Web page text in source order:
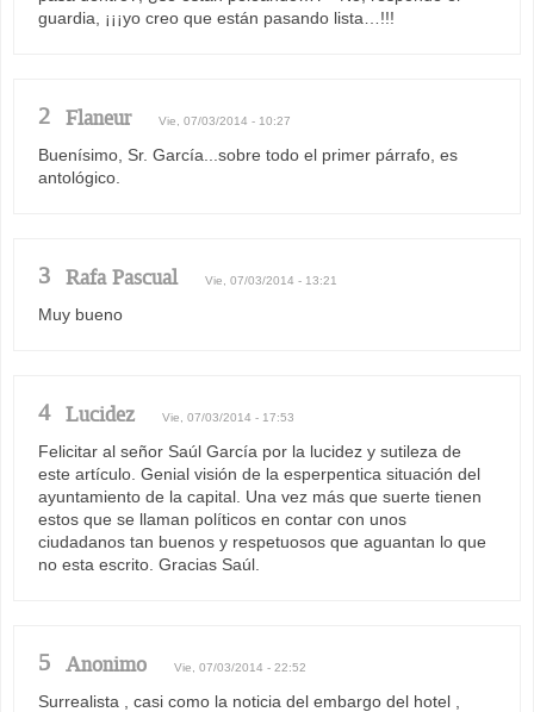
guardia, ¡¡¡yo creo que están pasando lista…!!!
2 Flaneur Vie, 07/03/2014 - 10:27
Buenísimo, Sr. García...sobre todo el primer párrafo, es
antológico.
3 Rafa Pascual Vie, 07/03/2014 - 13:21
Muy bueno
4 Lucidez Vie, 07/03/2014 - 17:53
Felicitar al señor Saúl García por la lucidez y sutileza de
este artículo. Genial visión de la esperpentica situación del
ayuntamiento de la capital. Una vez más que suerte tienen
estos que se llaman políticos en contar con unos
ciudadanos tan buenos y respetuosos que aguantan lo que
no esta escrito. Gracias Saúl.
5 Anonimo Vie, 07/03/2014 - 22:52
Surrealista , casi como la noticia del embargo del hotel ,